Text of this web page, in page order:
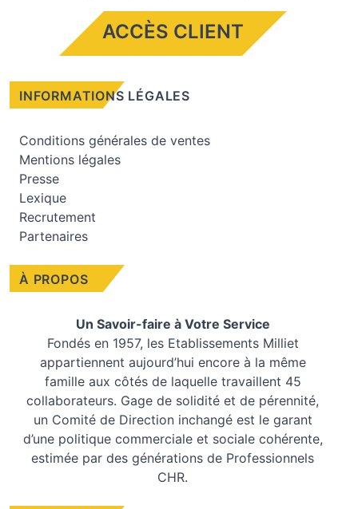
À PROPOS
Un Savoir-faire à Votre Service
Fondés en 1957, les Etablissements Milliet
appartiennent aujourd’hui encore à la même
famille aux côtés de laquelle travaillent 45
collaborateurs. Gage de solidité et de pérennité,
un Comité de Direction inchangé est le garant
d’une politique commerciale et sociale cohérente,
estimée par des générations de Professionnels
CHR.
ACCÈS CLIENT
INFORMATIONS LÉGALES
Conditions générales de ventes
Mentions légales
Presse
Lexique
Recrutement
Partenaires